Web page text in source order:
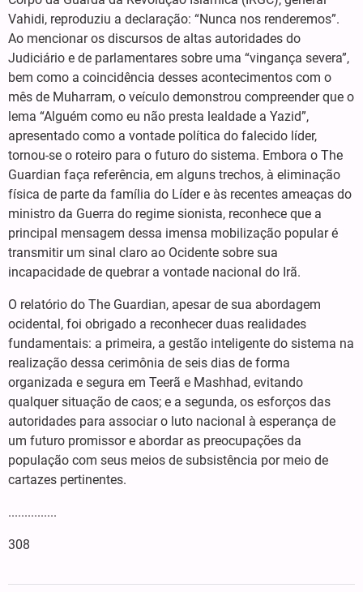
Vahidi, reproduziu a declaração: “Nunca nos renderemos”.
Ao mencionar os discursos de altas autoridades do
Judiciário e de parlamentares sobre uma “vingança severa”,
bem como a coincidência desses acontecimentos com o
mês de Muharram, o veículo demonstrou compreender que o
lema “Alguém como eu não presta lealdade a Yazid”,
apresentado como a vontade política do falecido líder,
tornou-se o roteiro para o futuro do sistema. Embora o The
Guardian faça referência, em alguns trechos, à eliminação
física de parte da família do Líder e às recentes ameaças do
ministro da Guerra do regime sionista, reconhece que a
principal mensagem dessa imensa mobilização popular é
transmitir um sinal claro ao Ocidente sobre sua
incapacidade de quebrar a vontade nacional do Irã.
O relatório do The Guardian, apesar de sua abordagem
ocidental, foi obrigado a reconhecer duas realidades
fundamentais: a primeira, a gestão inteligente do sistema na
realização dessa cerimônia de seis dias de forma
organizada e segura em Teerã e Mashhad, evitando
qualquer situação de caos; e a segunda, os esforços das
autoridades para associar o luto nacional à esperança de
um futuro promissor e abordar as preocupações da
população com seus meios de subsistência por meio de
cartazes pertinentes.
...............
308